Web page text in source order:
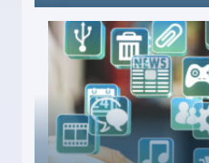
↻ Täglich neue Produkttests